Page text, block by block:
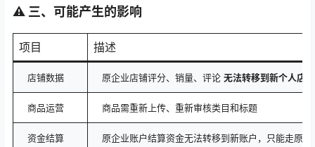
⚠️ 三、可能产生的影响
项目 描述
店铺数据 原企业店铺评分、销量、评论 无法转移到新个人店铺
商品运营 商品需重新上传、重新审核类目和标题
资金结算 原企业账户结算资金无法转移到新账户，只能走原渠